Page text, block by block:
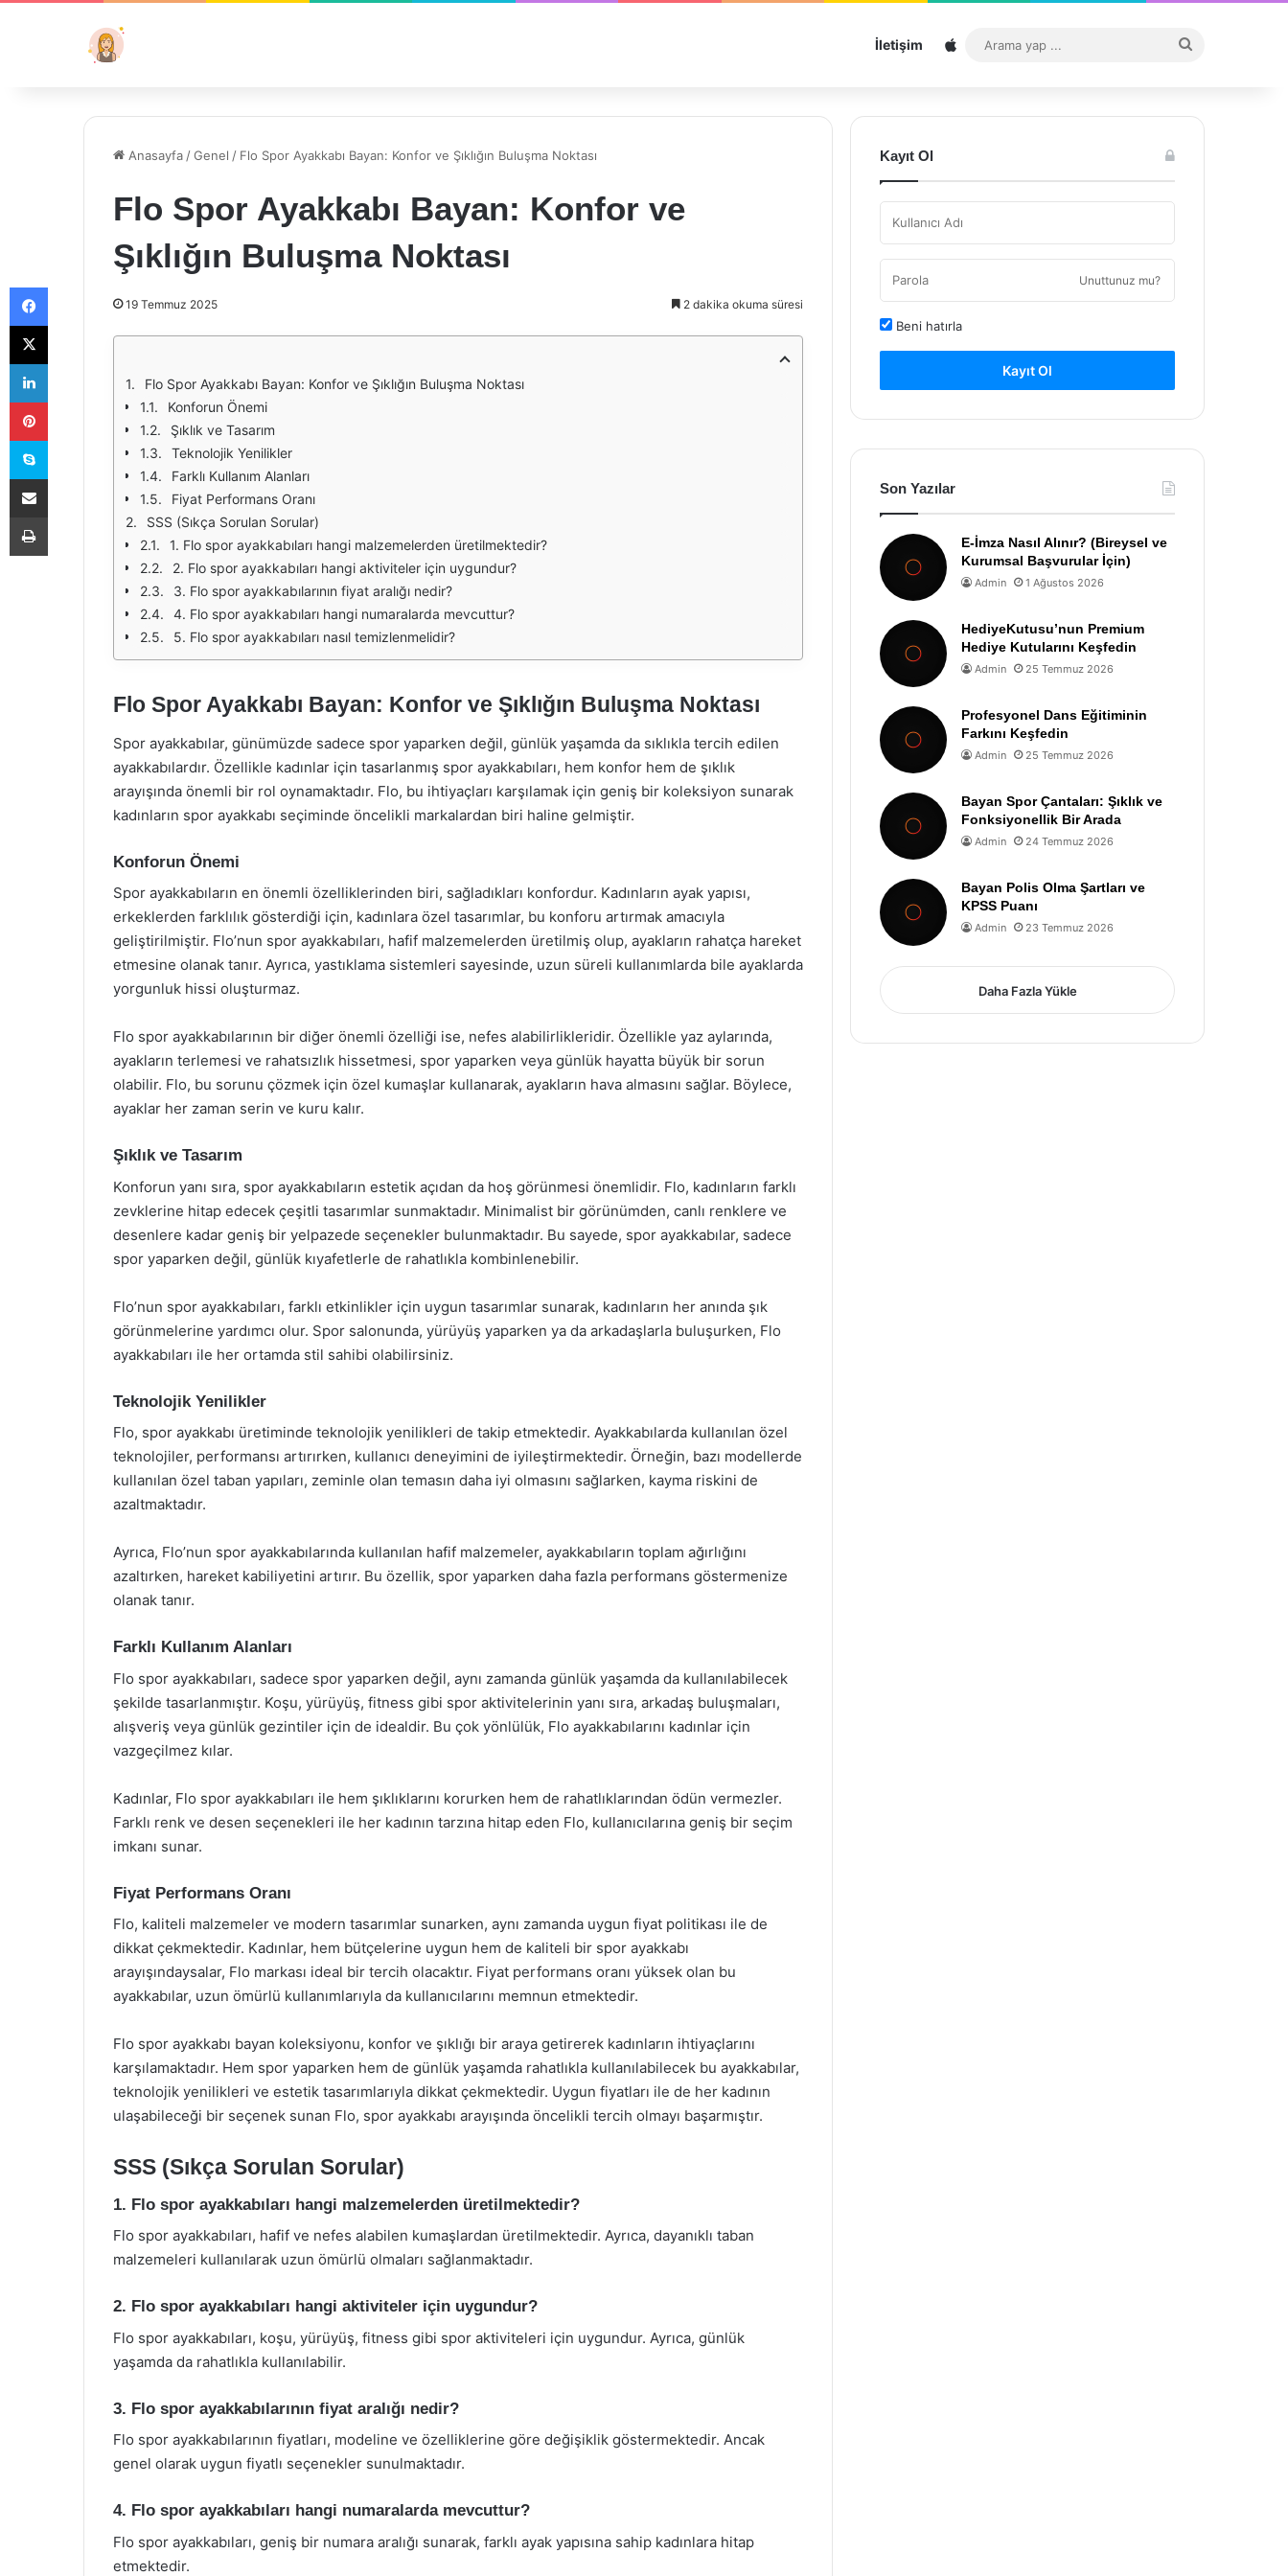
İletişim Sitemap
...
Anasayfa /Genel / Flo Spor Ayakkabı Bayan: Konfor ve Şıklığın Buluşma Noktası
Flo Spor Ayakkabı Bayan: Konfor ve
Şıklığın Buluşma Noktası
19 Temmuz 2025 2 dakika okuma süresi
Flo Spor Ayakkabı Bayan: Konfor ve Şıklığın Buluşma Noktası
Konforun Önemi
Şıklık ve Tasarım
Teknolojik Yenilikler
Farklı Kullanım Alanları
Fiyat Performans Oranı
SSS (Sıkça Sorulan Sorular)
1. Flo spor ayakkabıları hangi malzemelerden üretilmektedir?
2. Flo spor ayakkabıları hangi aktiviteler için uygundur?
3. Flo spor ayakkabılarının fiyat aralığı nedir?
4. Flo spor ayakkabıları hangi numaralarda mevcuttur?
5. Flo spor ayakkabıları nasıl temizlenmelidir?
Flo Spor Ayakkabı Bayan: Konfor ve Şıklığın Buluşma Noktası
Spor ayakkabılar, günümüzde sadece spor yaparken değil, günlük yaşamda da sıklıkla tercih edilen
ayakkabılardır. Özellikle kadınlar için tasarlanmış spor ayakkabıları, hem konfor hem de şıklık
arayışında önemli bir rol oynamaktadır. Flo, bu ihtiyaçları karşılamak için geniş bir koleksiyon sunarak
kadınların spor ayakkabı seçiminde öncelikli markalardan biri haline gelmiştir.
Konforun Önemi
Spor ayakkabıların en önemli özelliklerinden biri, sağladıkları konfordur. Kadınların ayak yapısı,
erkeklerden farklılık gösterdiği için, kadınlara özel tasarımlar, bu konforu artırmak amacıyla
geliştirilmiştir. Flo’nun spor ayakkabıları, hafif malzemelerden üretilmiş olup, ayakların rahatça hareket
etmesine olanak tanır. Ayrıca, yastıklama sistemleri sayesinde, uzun süreli kullanımlarda bile ayaklarda
yorgunluk hissi oluşturmaz.
Flo spor ayakkabılarının bir diğer önemli özelliği ise, nefes alabilirlikleridir. Özellikle yaz aylarında,
ayakların terlemesi ve rahatsızlık hissetmesi, spor yaparken veya günlük hayatta büyük bir sorun
olabilir. Flo, bu sorunu çözmek için özel kumaşlar kullanarak, ayakların hava almasını sağlar. Böylece,
ayaklar her zaman serin ve kuru kalır.
Şıklık ve Tasarım
Konforun yanı sıra, spor ayakkabıların estetik açıdan da hoş görünmesi önemlidir. Flo, kadınların farklı
zevklerine hitap edecek çeşitli tasarımlar sunmaktadır. Minimalist bir görünümden, canlı renklere ve
desenlere kadar geniş bir yelpazede seçenekler bulunmaktadır. Bu sayede, spor ayakkabılar, sadece
spor yaparken değil, günlük kıyafetlerle de rahatlıkla kombinlenebilir.
Flo’nun spor ayakkabıları, farklı etkinlikler için uygun tasarımlar sunarak, kadınların her anında şık
görünmelerine yardımcı olur. Spor salonunda, yürüyüş yaparken ya da arkadaşlarla buluşurken, Flo
ayakkabıları ile her ortamda stil sahibi olabilirsiniz.
Teknolojik Yenilikler
Flo, spor ayakkabı üretiminde teknolojik yenilikleri de takip etmektedir. Ayakkabılarda kullanılan özel
teknolojiler, performansı artırırken, kullanıcı deneyimini de iyileştirmektedir. Örneğin, bazı modellerde
kullanılan özel taban yapıları, zeminle olan temasın daha iyi olmasını sağlarken, kayma riskini de
azaltmaktadır.
Ayrıca, Flo’nun spor ayakkabılarında kullanılan hafif malzemeler, ayakkabıların toplam ağırlığını
azaltırken, hareket kabiliyetini artırır. Bu özellik, spor yaparken daha fazla performans göstermenize
olanak tanır.
Farklı Kullanım Alanları
Flo spor ayakkabıları, sadece spor yaparken değil, aynı zamanda günlük yaşamda da kullanılabilecek
şekilde tasarlanmıştır. Koşu, yürüyüş, fitness gibi spor aktivitelerinin yanı sıra, arkadaş buluşmaları,
alışveriş veya günlük gezintiler için de idealdir. Bu çok yönlülük, Flo ayakkabılarını kadınlar için
vazgeçilmez kılar.
Kadınlar, Flo spor ayakkabıları ile hem şıklıklarını korurken hem de rahatlıklarından ödün vermezler.
Farklı renk ve desen seçenekleri ile her kadının tarzına hitap eden Flo, kullanıcılarına geniş bir seçim
imkanı sunar.
Fiyat Performans Oranı
Flo, kaliteli malzemeler ve modern tasarımlar sunarken, aynı zamanda uygun fiyat politikası ile de
dikkat çekmektedir. Kadınlar, hem bütçelerine uygun hem de kaliteli bir spor ayakkabı
arayışındaysalar, Flo markası ideal bir tercih olacaktır. Fiyat performans oranı yüksek olan bu
ayakkabılar, uzun ömürlü kullanımlarıyla da kullanıcılarını memnun etmektedir.
Flo spor ayakkabı bayan koleksiyonu, konfor ve şıklığı bir araya getirerek kadınların ihtiyaçlarını
karşılamaktadır. Hem spor yaparken hem de günlük yaşamda rahatlıkla kullanılabilecek bu ayakkabılar,
teknolojik yenilikleri ve estetik tasarımlarıyla dikkat çekmektedir. Uygun fiyatları ile de her kadının
ulaşabileceği bir seçenek sunan Flo, spor ayakkabı arayışında öncelikli tercih olmayı başarmıştır.
SSS (Sıkça Sorulan Sorular)
1. Flo spor ayakkabıları hangi malzemelerden üretilmektedir?
Flo spor ayakkabıları, hafif ve nefes alabilen kumaşlardan üretilmektedir. Ayrıca, dayanıklı taban
malzemeleri kullanılarak uzun ömürlü olmaları sağlanmaktadır.
2. Flo spor ayakkabıları hangi aktiviteler için uygundur?
Flo spor ayakkabıları, koşu, yürüyüş, fitness gibi spor aktiviteleri için uygundur. Ayrıca, günlük
yaşamda da rahatlıkla kullanılabilir.
3. Flo spor ayakkabılarının fiyat aralığı nedir?
Flo spor ayakkabılarının fiyatları, modeline ve özelliklerine göre değişiklik göstermektedir. Ancak
genel olarak uygun fiyatlı seçenekler sunulmaktadır.
4. Flo spor ayakkabıları hangi numaralarda mevcuttur?
Flo spor ayakkabıları, geniş bir numara aralığı sunarak, farklı ayak yapısına sahip kadınlara hitap
etmektedir.
Kayıt Ol
Unuttunuz mu?
Beni hatırla
Kayıt Ol
Son Yazılar
E-İmza Nasıl Alınır? (Bireysel ve
Kurumsal Başvurular İçin)
Admin 1 Ağustos 2026
HediyeKutusu’nun Premium
Hediye Kutularını Keşfedin
Admin 25 Temmuz 2026
Profesyonel Dans Eğitiminin
Farkını Keşfedin
Admin 25 Temmuz 2026
Bayan Spor Çantaları: Şıklık ve
Fonksiyonellik Bir Arada
Admin 24 Temmuz 2026
Bayan Polis Olma Şartları ve
KPSS Puanı
Admin 23 Temmuz 2026
Daha Fazla Yükle
Facebook
X
LinkedIn
Pinterest
Skype
E-Posta ile paylaş